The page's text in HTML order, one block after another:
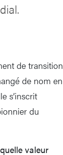
de transition
de nom en
s’inscrit
du
valeur